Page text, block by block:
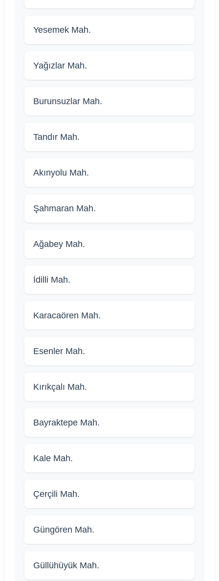
Yesemek Mah.
Yağızlar Mah.
Burunsuzlar Mah.
Tandır Mah.
Akınyolu Mah.
Şahmaran Mah.
Ağabey Mah.
İdilli Mah.
Karacaören Mah.
Esenler Mah.
Kırıkçalı Mah.
Bayraktepe Mah.
Kale Mah.
Çerçili Mah.
Güngören Mah.
Güllühüyük Mah.